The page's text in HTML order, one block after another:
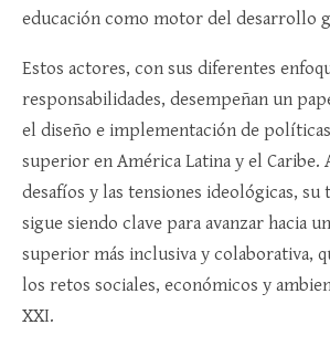
educación como motor del desarrollo
Estos actores, con sus diferentes
responsabilidades, desempeñan un
el diseño e implementación de
superior en América Latina y el Caribe.
desafíos y las tensiones ideológicas,
sigue siendo clave para avanzar hacia
superior más inclusiva y colaborativa,
los retos sociales, económicos y
XXI.